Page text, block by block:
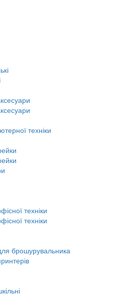
техніки
техніки
техніки
брошурувальника